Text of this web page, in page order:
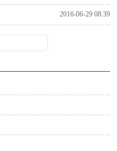
2016-06-29 08:39